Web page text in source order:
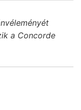
a Concorde